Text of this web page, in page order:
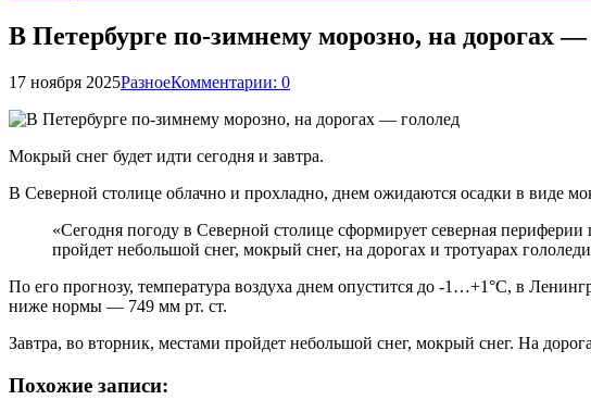
В Петербурге по-зимнему морозно, на дорогах —
17 ноября 2025РазноеКомментарии: 0
Мокрый снег будет идти сегодня и завтра.
В Северной столице облачно и прохладно, днем ожидаются осадки в виде
«Сегодня погоду в Северной столице сформирует северная
пройдет небольшой снег, мокрый снег, на дорогах и тротуарах
По его прогнозу, температура воздуха днем опустится до -1…+1°С, в
ниже нормы — 749 мм рт. ст.
Завтра, во вторник, местами пройдет небольшой снег, мокрый снег. На
Похожие записи: